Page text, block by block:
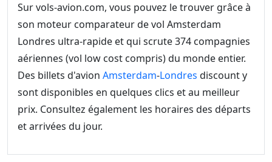
Sur vols-avion.com, vous pouvez le trouver grâce à
son moteur comparateur de vol Amsterdam
Londres ultra-rapide et qui scrute 374 compagnies
aériennes (vol low cost compris) du monde entier.
Des billets d'avion Amsterdam-Londres discount y
sont disponibles en quelques clics et au meilleur
prix. Consultez également les horaires des départs
et arrivées du jour.